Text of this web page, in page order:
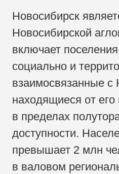
Новосибирск
Новосибирской
включает
социально и
взаимосвязанные с
находящиеся от его
в пределах
доступности.
превышает 2 млн
в валовом